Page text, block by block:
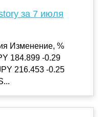
за 7 июля
Изменение, %
184.899 -0.29
216.453 -0.25